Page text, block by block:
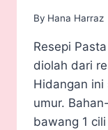
By Hana Harraz
Resepi
diolah dari
Hidangan
umur.
bawang 1